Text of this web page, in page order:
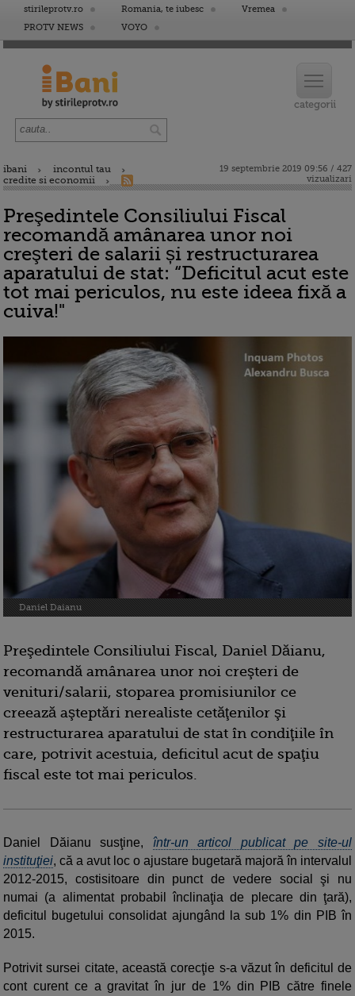
stirileprotv.ro Romania, te iubesc
Vremea
PROTV NEWS
VOYO
ibani
incontul tau
credite si economii
19 septembrie 2019 09:56 / 427
vizualizari
Preşedintele Consiliului Fiscal
recomandă amânarea unor noi
creşteri de salarii și restructurarea
aparatului de stat: “Deficitul acut este
tot mai periculos, nu este ideea fixă a
cuiva!"
Daniel Daianu
Preşedintele Consiliului Fiscal, Daniel Dăianu,
recomandă amânarea unor noi creşteri de
venituri/salarii, stoparea promisiunilor ce
creează aşteptări nerealiste cetăţenilor şi
restructurarea aparatului de stat în condiţiile în
care, potrivit acestuia, deficitul acut de spaţiu
fiscal este tot mai periculos.
Daniel Dăianu susţine, într-un articol publicat pe site-ul
instituţiei, că a avut loc o ajustare bugetară majoră în intervalul
2012-2015, costisitoare din punct de vedere social şi nu
numai (a alimentat probabil înclinaţia de plecare din ţară),
deficitul bugetului consolidat ajungând la sub 1% din PIB în
2015.
Potrivit sursei citate, această corecţie s-a văzut în deficitul de
cont curent ce a gravitat în jur de 1% din PIB către finele